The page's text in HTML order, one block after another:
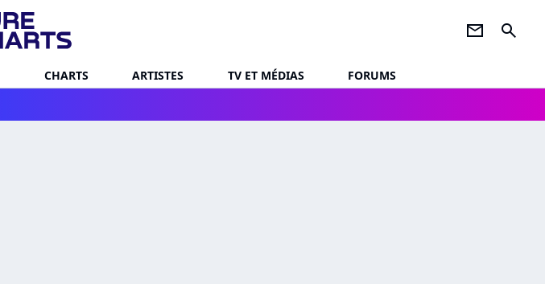
newsletter search
CHARTS ARTISTES TV ET MÉDIAS
FORUMS